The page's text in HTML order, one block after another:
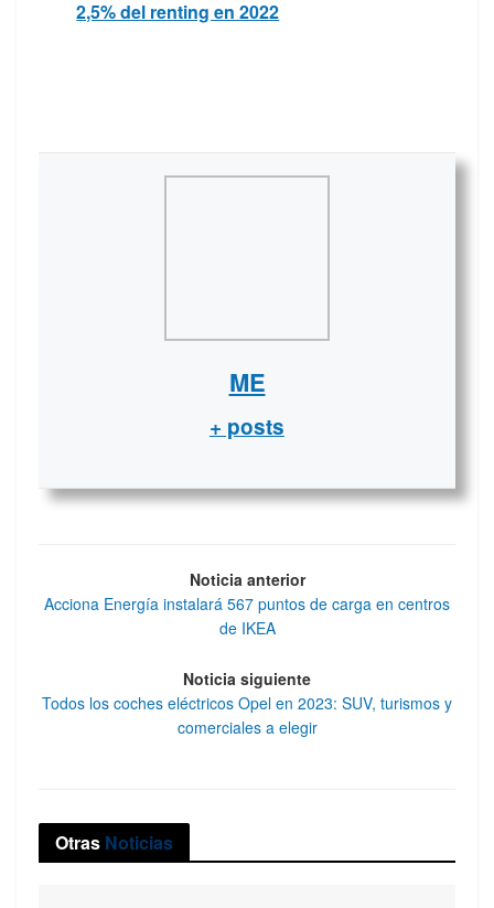
2,5% del renting en 2022
ME
+ posts
Noticia anterior
Acciona Energía instalará 567 puntos de carga en centros
de IKEA
Noticia siguiente
Todos los coches eléctricos Opel en 2023: SUV, turismos y
comerciales a elegir
Otras Noticias